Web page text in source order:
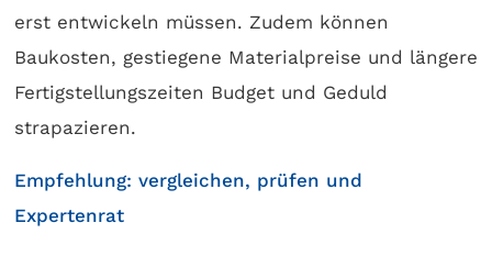
erst entwickeln müssen. Zudem können
Baukosten, gestiegene Materialpreise und längere
Fertigstellungszeiten Budget und Geduld
strapazieren.
Empfehlung: vergleichen, prüfen und
Expertenrat